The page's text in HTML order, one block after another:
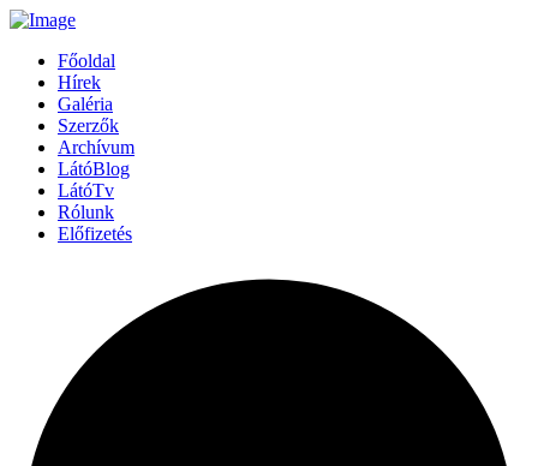
Főoldal
Hírek
Galéria
Szerzők
Archívum
LátóBlog
LátóTv
Rólunk
Előfizetés